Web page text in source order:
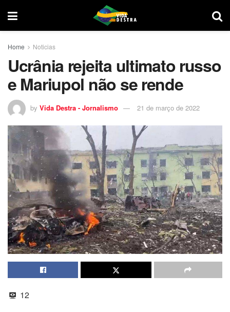
Home Noticias
Ucrânia rejeita ultimato russo
e Mariupol não se rende
by Vida Destra - Jornalismo 21 de março de 2022
12